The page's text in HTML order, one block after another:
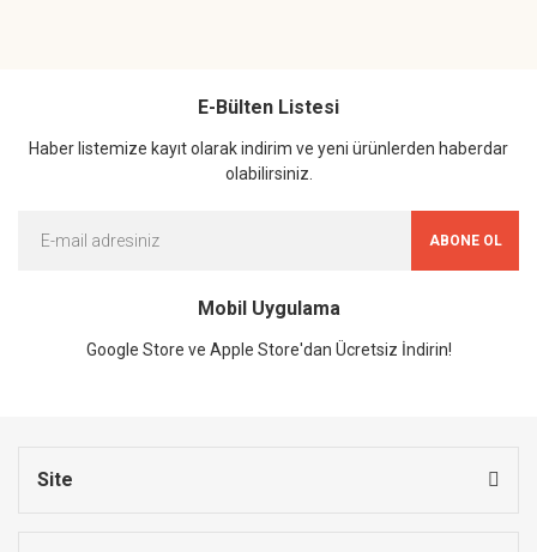
E-Bülten Listesi
Haber listemize kayıt olarak indirim ve yeni ürünlerden haberdar
olabilirsiniz.
ABONE OL
Mobil Uygulama
Google Store ve Apple Store'dan Ücretsiz İndirin!
Site